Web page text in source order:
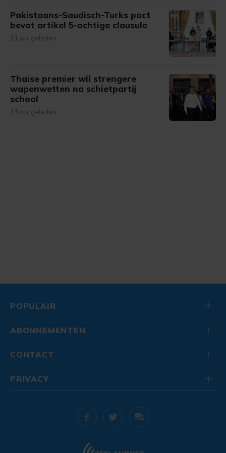
Pakistaans-Saudisch-Turks pact
bevat artikel 5-achtige clausule
11 uur geleden
Thaise premier wil strengere
wapenwetten na schietpartij
school
13 uur geleden
POPULAIR
ABONNEMENTEN
CONTACT
PRIVACY